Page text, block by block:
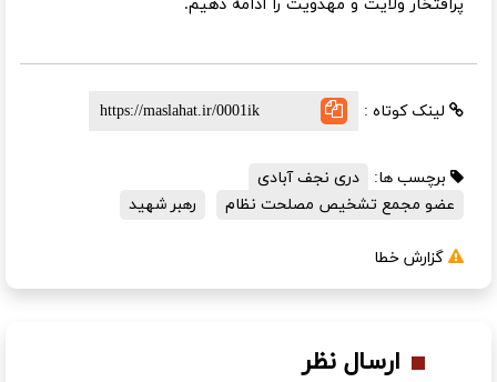
پرافتخار ولایت و مهدویت را ادامه دهیم.
لینک کوتاه :
برچسب ها:
دری نجف آبادی
عضو مجمع تشخیص مصلحت نظام
رهبر شهید
گزارش خطا
ارسال نظر